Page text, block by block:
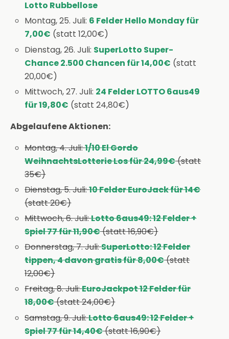
Lotto Rubbellose
Montag, 25. Juli: 6 Felder Hello Monday für
7,00€ (statt 12,00€)
Dienstag, 26. Juli: SuperLotto Super-
Chance 2.500 Chancen für 14,00€ (statt
20,00€)
Mittwoch, 27. Juli: 24 Felder LOTTO 6aus49
für 19,80€ (statt 24,80€)
Abgelaufene Aktionen:
Montag, 4. Juli:1/10 El Gordo
WeihnachtsLotterie Los für 24,99€(statt
35€)
Dienstag, 5. Juli:10 Felder EuroJack für 14€
(statt 20€)
Mittwoch, 6. Juli:Lotto 6aus49: 12 Felder +
Spiel 77 für 11,90€(statt 16,90€)
Donnerstag, 7. Juli:SuperLotto: 12 Felder
tippen, 4 davon gratis für 8,00€(statt
12,00€)
Freitag, 8. Juli:EuroJackpot 12 Felder für
18,00€(statt 24,00€)
Samstag, 9. Juli:Lotto 6aus49: 12 Felder +
Spiel 77 für 14,40€(statt 16,90€)